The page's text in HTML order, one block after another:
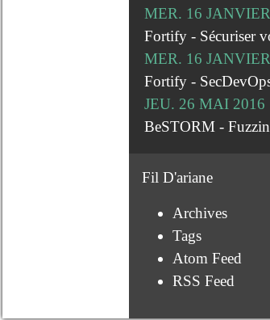
MER. 16
Fortify - Sécuriser
MER. 16
Fortify -
JEU. 26 MAI 2016
BeSTORM -
Fil D'ariane
Archives
Tags
Atom Feed
RSS Feed